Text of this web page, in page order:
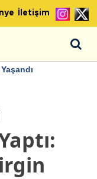
İletişim